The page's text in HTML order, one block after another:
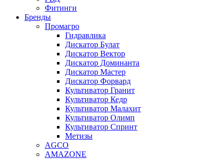
Фитинги
Бренды
Промагро
Гидравлика
Дискатор Булат
Дискатор Вектор
Дискатор Доминанта
Дискатор Мастер
Дискатор Форвард
Культиватор Гранит
Культиватор Кедр
Культиватор Малахит
Культиватор Олимп
Культиватор Спринт
Метизы
AGCO
AMAZONE